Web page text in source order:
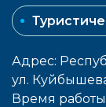
Адрес:
ул.
Время